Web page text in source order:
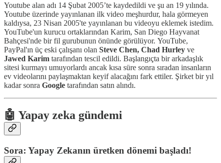
Youtube alan adı 14 Şubat 2005’te kaydedildi ve şu an 19 yılında.
Youtube üzerinde yayınlanan ilk video meşhurdur, hala görmeyen
kaldıysa, 23 Nisan 2005'te yayınlanan bu videoyu eklemek istedim.
YouTube'un kurucu ortaklarından Karim, San Diego Hayvanat
Bahçesi'nde bir fil gurubunun önünde görülüyor. YouTube,
PayPal'ın üç eski çalışanı olan Steve Chen, Chad Hurley ve
Jawed Karim tarafından tescil edildi. Başlangıçta bir arkadaşlık
sitesi kurmayı umuyorlardı ancak kısa süre sonra sıradan insanların
ev videolarını paylaşmaktan keyif alacağını fark ettiler. Şirket bir yıl
kadar sonra Google tarafından satın alındı.
🤖 Yapay zeka gündemi
Sora: Yapay Zekanın üretken dönemi başladı!